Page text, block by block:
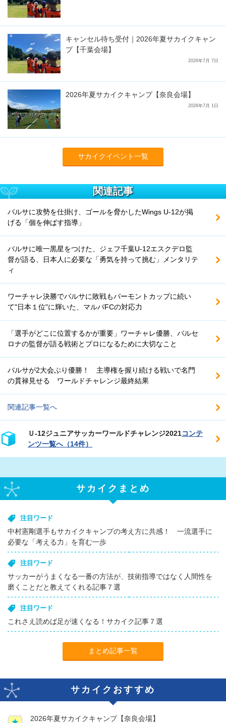
キャンセル待ち受付｜2026年夏サカイクキャン
プ【千葉会場】
2026年7月 7日
2026年夏サカイクキャンプ【奈良会場】
2026年7月 1日
サカイクイベント一覧
関連記事
バルサに攻勢を仕掛け、ゴールを脅かしたWings U-12が掲
げる「個を伸ばす指導」
バルサに唯一黒星をつけた、ジェフ千葉U-12エスクデロ監
督が語る、日本人に必要な「勇気を持って挑む」メンタリテ
ィ
ワーチャレ決勝でバルサに敗戦もバーモントカップに続い
て"日本１位"に輝いた、マルバFCの対応力
「選手がどこに位置するかが重要」ワーチャレ優勝、バルセ
ロナの監督が語る戦術とプロになるために大切なこと
バルサが2大会ぶり優勝！ 主導権を握り続ける戦いで名門
の貫禄見せる ワールドチャレンジ最終結果
関連記事一覧へ
Ｕ‐12ジュニアサッカーワールドチャレンジ2021コンテ
ンツ一覧へ（14件）
サカイクまとめ
注目ワード
中村憲剛選手もサカイクキャンプの考え方に共感！ 一流選手に
必要な「考える力」を育む一歩
注目ワード
サッカーがうまくなる一番の方法が、技術指導ではなく人間性を
磨くことだと教えてくれる記事７選
注目ワード
これさえ読めば足が速くなる！サカイク記事７選
まとめ記事一覧
サカイクおすすめ
2026年夏サカイクキャンプ【奈良会場】